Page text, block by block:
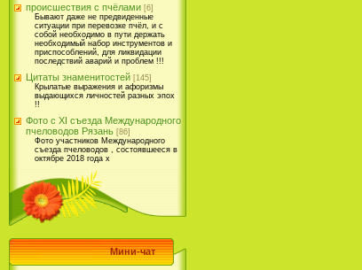
происшествия с пчёлами [6]
Бывают даже не предвиденные
ситуации при перевозке пчёл, и с
собой необходимо в пути держать
необходимый набор инструментов и
приспособлений, для ликвидации
последствий аварий и проблем !!!
Цитаты знаменитостей [145]
Крылатые выражения и афоризмы
выдающихся личностей разных эпох
!!
Фото с XI съезда Международного
пчеловодов Рязань [86]
Фото участников Международного
съезда пчеловодов , состоявшееся в
октябре 2018 года х
Мини-чат